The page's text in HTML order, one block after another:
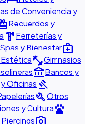
de Conveniencia y
Recuerdos y
hardware Ferreterías y
Spas y Bienestarmedical_services
Estéticafitness_centerGimnasios
account_balanceBancos y
Oficinas gavel
buildOtros
y Culturapets
photo_camera